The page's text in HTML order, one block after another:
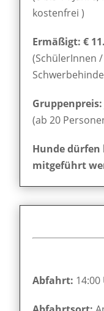
kostenfrei )
Ermäßigt: €
(SchülerInnen
(ab 20
Hunde dürfen
mitgeführt
Abfahrt: 14:00